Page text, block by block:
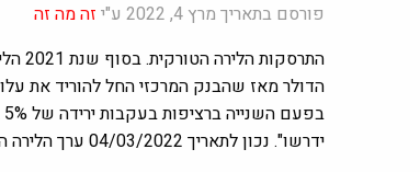
פורסם בתאריך מרץ 4, 2022 ע"י
זה מה זה
התרסקות הלירה הטורקית.
הדולר מאז שהבנק המרכזי החל להוריד את עלויות הגיוס
ידרשו". נכון לתאריך 04/03/2022 ערך הלירה הטורקית היה